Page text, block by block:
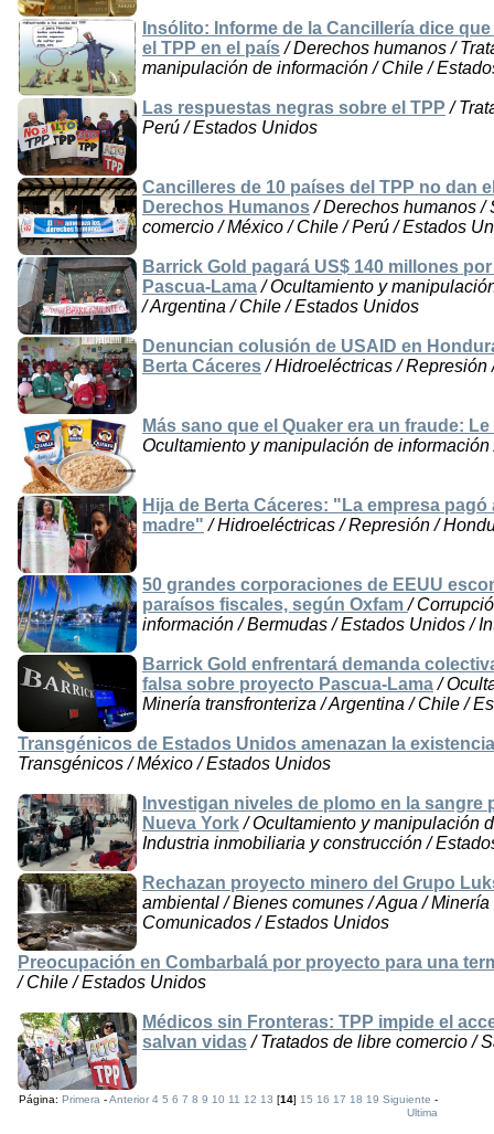
Insólito: Informe de la Cancillería dice
el TPP en el país/ Derechos humanos /
manipulación de información / Chile /
Las respuestas negras sobre el TPP /
Perú / Estados Unidos
Cancilleres de 10 países del TPP no dan
Derechos Humanos/ Derechos humanos /
comercio / México / Chile / Perú / Estados
Barrick Gold pagará US$ 140 millones
Pascua-Lama/ Ocultamiento y
/ Argentina / Chile / Estados Unidos
Denuncian colusión de USAID en
Berta Cáceres/ Hidroeléctricas /
Más sano que el Quaker era un fraude:
Ocultamiento y manipulación de
Hija de Berta Cáceres: "La empresa
madre" / Hidroeléctricas / Represión /
50 grandes corporaciones de EEUU
paraísos fiscales, según Oxfam/
información / Bermudas / Estados Unidos /
Barrick Gold enfrentará demanda
falsa sobre proyecto Pascua-Lama/
Minería transfronteriza / Argentina / Chile /
Transgénicos de Estados Unidos amenazan la
Transgénicos / México / Estados Unidos
Investigan niveles de plomo en la
Nueva York/ Ocultamiento y manipulación
Industria inmobiliaria y construcción /
Rechazan proyecto minero del Grupo
ambiental / Bienes comunes / Agua /
Comunicados / Estados Unidos
Preocupación en Combarbalá por proyecto para una
/ Chile / Estados Unidos
Médicos sin Fronteras: TPP impide el
salvan vidas/ Tratados de libre comercio /
Página:Primera -Anterior 4 5 6 7 8 9 10 11 12 13 [14]15 16 17 18 19 Siguiente -
Ultima